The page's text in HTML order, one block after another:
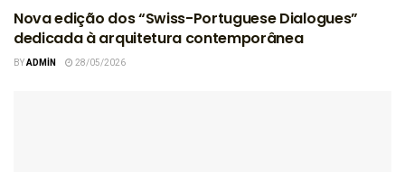
Nova edição dos “Swiss-Portuguese Dialogues”
dedicada à arquitetura contemporânea
BYADMIN 28/05/2026